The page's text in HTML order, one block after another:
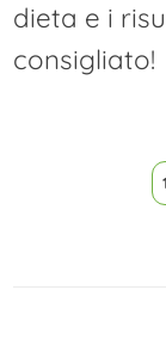
dieta e i
consigliato!
1